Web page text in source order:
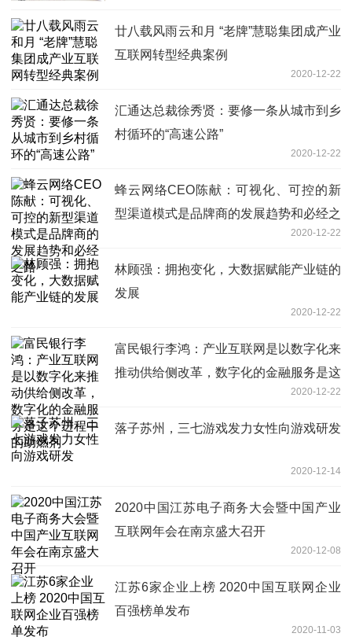
廿八载风雨云和月 “老牌”慧聪集团成产业
互联网转型经典案例
2020-12-22
汇通达总裁徐秀贤：要修一条从城市到乡
村循环的“高速公路”
2020-12-22
蜂云网络CEO陈献：可视化、可控的新
型渠道模式是品牌商的发展趋势和必经之
2020-12-22
林顾强：拥抱变化，大数据赋能产业链的
发展
2020-12-22
富民银行李鸿：产业互联网是以数字化来
推动供给侧改革，数字化的金融服务是这
2020-12-22
落子苏州，三七游戏发力女性向游戏研发
2020-12-14
2020中国江苏电子商务大会暨中国产业
互联网年会在南京盛大召开
2020-12-08
江苏6家企业上榜 2020中国互联网企业
百强榜单发布
2020-11-03